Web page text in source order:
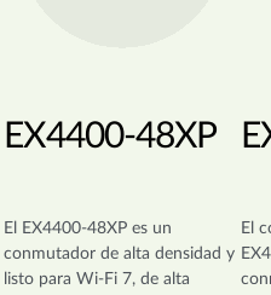
EX4400-48XP
El EX4400-48XP es un
conmutador de alta densidad y
listo para Wi-Fi 7, de alta
El